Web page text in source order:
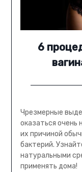
6
Чрезмерные
оказаться очень
их причиной
бактерий.
натуральными
применять дома!